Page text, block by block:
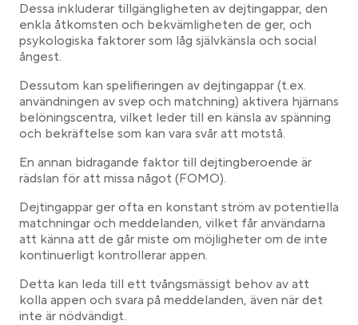
Dessa inkluderar tillgängligheten av dejtingappar, den
enkla åtkomsten och bekvämligheten de ger, och
psykologiska faktorer som låg självkänsla och social
ångest.
Dessutom kan spelifieringen av dejtingappar (t.ex.
användningen av svep och matchning) aktivera hjärnans
belöningscentra, vilket leder till en känsla av spänning
och bekräftelse som kan vara svår att motstå.
En annan bidragande faktor till dejtingberoende är
rädslan för att missa något (FOMO).
Dejtingappar ger ofta en konstant ström av potentiella
matchningar och meddelanden, vilket får användarna
att känna att de går miste om möjligheter om de inte
kontinuerligt kontrollerar appen.
Detta kan leda till ett tvångsmässigt behov av att
kolla appen och svara på meddelanden, även när det
inte är nödvändigt.